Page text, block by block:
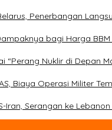
Penerbangan
bagi Harga
“Perang Nuklir di Depan
Biaya Operasi Militer
Iran, Serangan ke